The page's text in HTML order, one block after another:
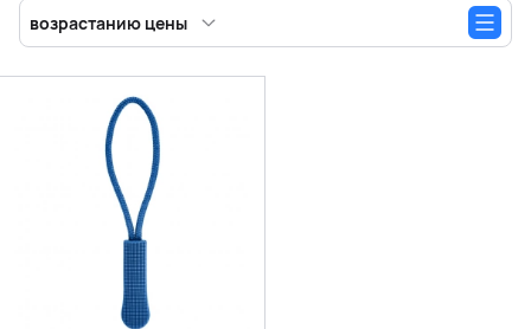
возрастанию цены